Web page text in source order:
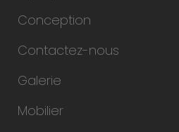
Conception
Contactez-nous
Galerie
Mobilier